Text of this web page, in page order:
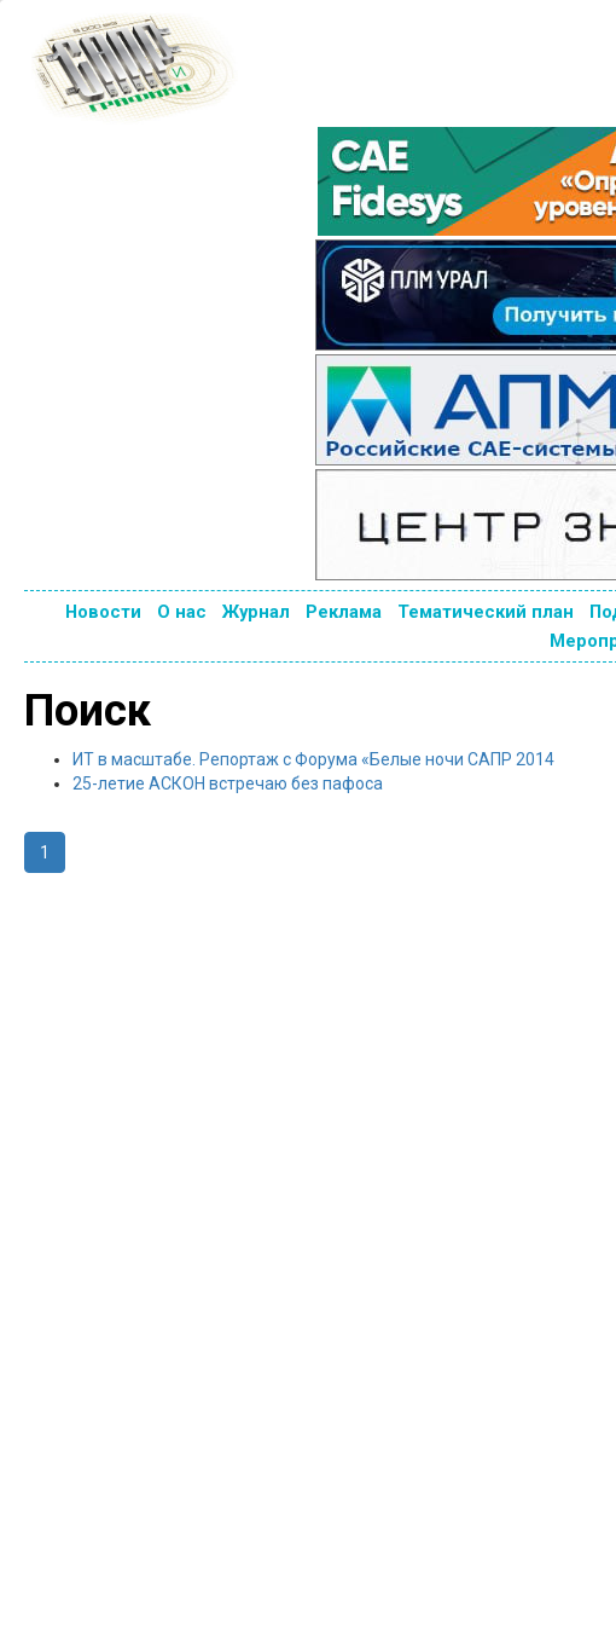
Новости О нас Журнал Реклама Тематический план
Поиск
ИТ в масштабе. Репортаж с Форума «Белые ночи САПР 2014
25-летие АСКОН встречаю без пафоса
1